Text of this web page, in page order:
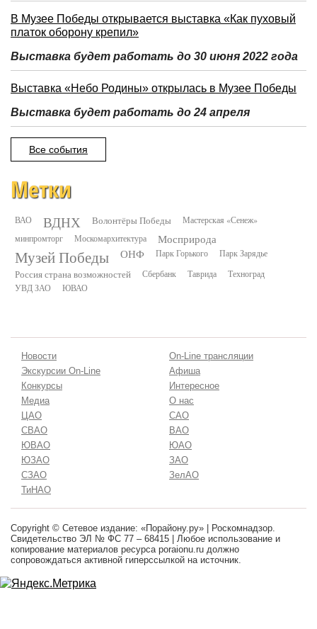
В Музее Победы открывается выставка «Как пуховый
платок оборону крепил»
Выставка будет работать до 30 июня 2022 года
Выставка «Небо Родины» открылась в Музее Победы
Выставка будет работать до 24 апреля
Все события
Метки
ВАО ВДНХ Волонтёры Победы
Мастерская «Сенеж»
минпромторг
Москомархитектура Мосприрода
Музей Победы ОНФ Парк Горького Парк Зарядье
Россия страна возможностей Сбербанк Таврида
Техноград
УВД ЗАО
ЮВАО
Новости
On-Line трансляции
Экскурсии On-Line
Афиша
Конкурсы
Интересное
Медиа
О нас
ЦАО
САО
СВАО
ВАО
ЮВАО
ЮАО
ЮЗАО
ЗАО
СЗАО
ЗелАО
ТиНАО
Copyright © Сетевое издание: «Порайону.ру» | Роскомнадзор.
Свидетельство ЭЛ № ФС 77 – 68415 | Любое использование и
копирование материалов ресурса poraionu.ru должно
сопровождаться активной гиперссылкой на источник.